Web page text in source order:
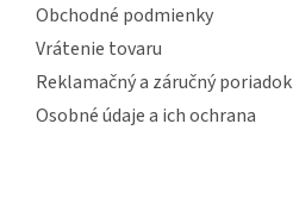
Obchodné podmienky
Vrátenie tovaru
Reklamačný a záručný poriadok
Osobné údaje a ich ochrana